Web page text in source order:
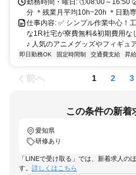
分 ＊残業月平均10h~20h ＊日勤
仕事内容: ✅ ​シンプル作業中心！
な1R社宅が寮費無料&初期費用な
♪ 人気のアニメグッズやフィギュ
即日勤務OK 固定時間制 交通費支給 昇
前へ 1 2 3
この条件の新着
愛知県
研修あり
「LINEで受け取る」では、新着求人の
す。 詳しくはこちら